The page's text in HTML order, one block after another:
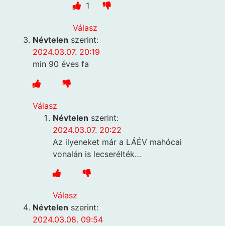
1
Válasz
Névtelen szerint:
2024.03.07. 20:19
min 90 éves fa
Válasz
Névtelen szerint:
2024.03.07. 20:22
Az ilyeneket már a LÁÉV mahócai
vonalán is lecserélték…
Válasz
Névtelen szerint:
2024.03.08. 09:54